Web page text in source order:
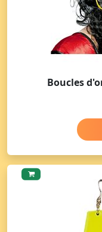
Boucles